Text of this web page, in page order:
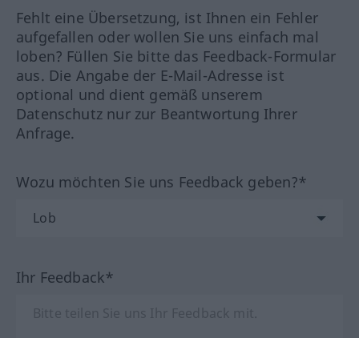
Fehlt eine Übersetzung, ist Ihnen ein Fehler
aufgefallen oder wollen Sie uns einfach mal
loben? Füllen Sie bitte das Feedback-Formular
aus. Die Angabe der E-Mail-Adresse ist
optional und dient gemäß unserem
Datenschutz nur zur Beantwortung Ihrer
Anfrage.
Wozu möchten Sie uns Feedback geben?*
Ihr Feedback*